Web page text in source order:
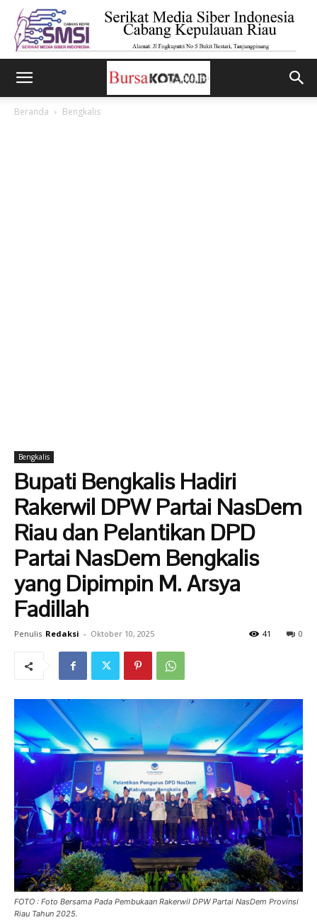
Beranda Bengkalis
Bengkalis
Bupati Bengkalis Hadiri
Rakerwil DPW Partai NasDem
Riau dan Pelantikan DPD
Partai NasDem Bengkalis
yang Dipimpin M. Arsya
Fadillah
Penulis Redaksi - Oktober 10, 2025 0
41
FOTO : Foto Bersama Pada Pembukaan Rakerwil DPW Partai NasDem Provinsi
Riau Tahun 2025.